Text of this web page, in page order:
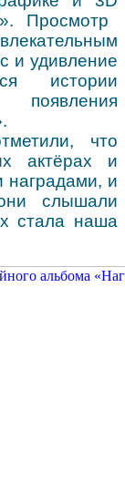
Просмотр
и удивление
истории
появления
что
актёрах и
наградами, и
слышали
стала наша